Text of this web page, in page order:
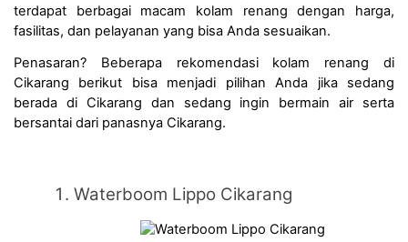
terdapat berbagai macam kolam renang dengan harga,
fasilitas, dan pelayanan yang bisa Anda sesuaikan.
Penasaran? Beberapa rekomendasi kolam renang di
Cikarang berikut bisa menjadi pilihan Anda jika sedang
berada di Cikarang dan sedang ingin bermain air serta
bersantai dari panasnya Cikarang.
Waterboom Lippo Cikarang